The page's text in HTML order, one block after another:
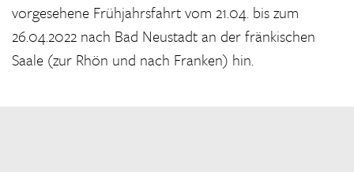
vorgesehene Frühjahrsfahrt vom 21.04. bis zum
26.04.2022 nach Bad Neustadt an der fränkischen
Saale (zur Rhön und nach Franken) hin.